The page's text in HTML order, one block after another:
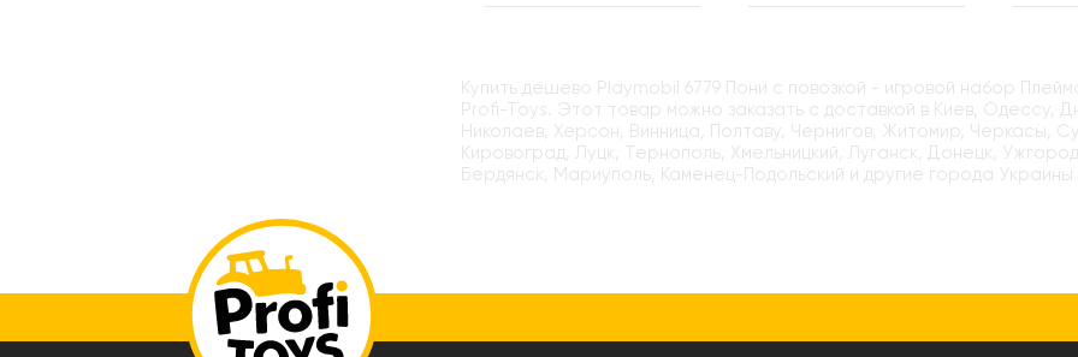
Купить дёшево Playmobil 6779 Пони с повозкой - игровой набор
Profi-Toys. Этот товар можно заказать с доставкой в Киев, Одессу,
Николаев, Херсон, Винница, Полтаву, Чернигов, Житомир, Черкасы,
Кировоград, Луцк, Тернополь, Хмельницкий, Луганск, Донецк,
Бердянск, Мариуполь, Каменец-Подольский и другие города Украины